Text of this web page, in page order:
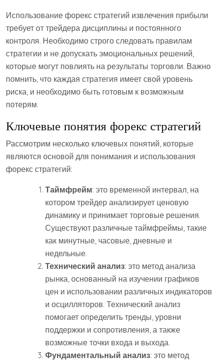
Использование форекс стратегий извлечения прибыли
требует от трейдера дисциплины и постоянного
контроля. Необходимо строго следовать правилам
стратегии и не допускать эмоциональных решений,
которые могут повлиять на результаты торговли. Важно
помнить, что каждая стратегия имеет свой уровень
риска, и необходимо быть готовым к возможным
потерям.
Ключевые понятия форекс стратегий
Рассмотрим несколько ключевых понятий, которые
являются основой для понимания и использования
форекс стратегий:
Таймфрейм: это временной интервал, на
котором трейдер анализирует ценовую
динамику и принимает торговые решения.
Существуют различные таймфреймы, такие
как минутные, часовые, дневные и
недельные.
Технический анализ: это метод анализа
рынка, основанный на изучении графиков
цен и использовании различных индикаторов
и осцилляторов. Технический анализ
помогает определить тренды, уровни
поддержки и сопротивления, а также
возможные точки входа и выхода.
Фундаментальный анализ: это метод